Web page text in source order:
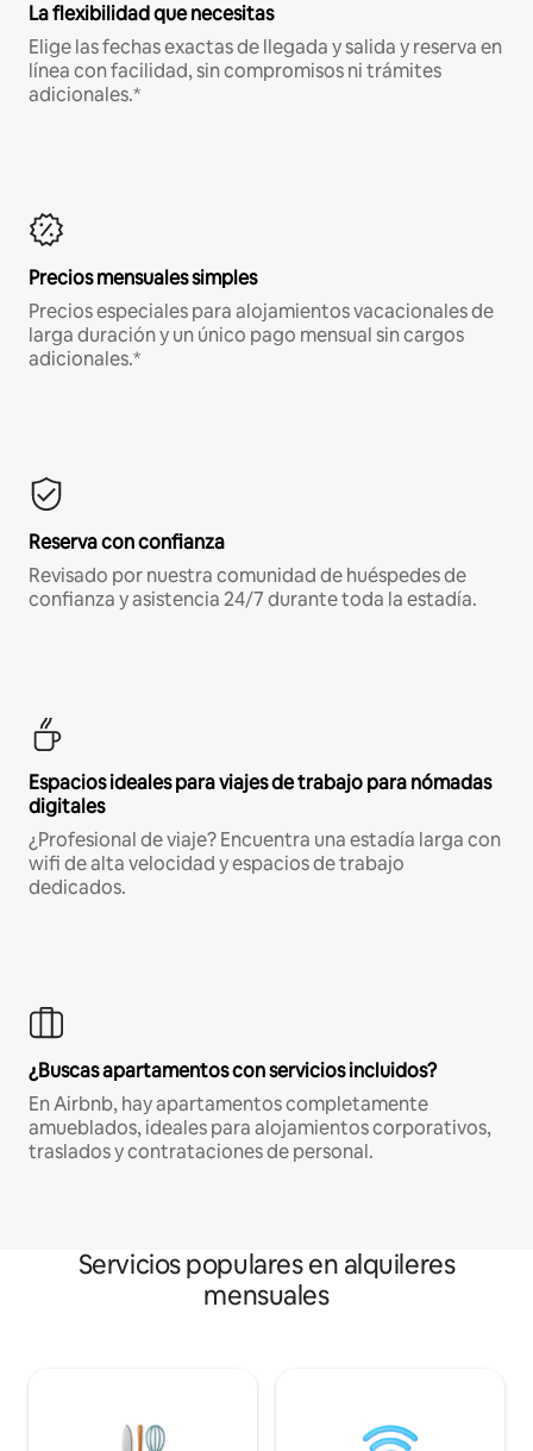
La flexibilidad que necesitas
Elige las fechas exactas de llegada y salida y reserva en
línea con facilidad, sin compromisos ni trámites
adicionales.*
Precios mensuales simples
Precios especiales para alojamientos vacacionales de
larga duración y un único pago mensual sin cargos
adicionales.*
Reserva con confianza
Revisado por nuestra comunidad de huéspedes de
confianza y asistencia 24/7 durante toda la estadía.
Espacios ideales para viajes de trabajo para nómadas
digitales
¿Profesional de viaje? Encuentra una estadía larga con
wifi de alta velocidad y espacios de trabajo
dedicados.
¿Buscas apartamentos con servicios incluidos?
En Airbnb, hay apartamentos completamente
amueblados, ideales para alojamientos corporativos,
traslados y contrataciones de personal.
Servicios populares en alquileres
mensuales